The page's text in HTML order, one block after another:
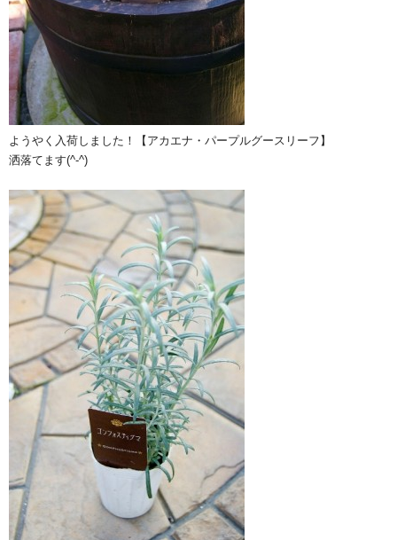
ようやく入荷しました！【アカエナ・パープルグースリーフ】
洒落てます(^-^)